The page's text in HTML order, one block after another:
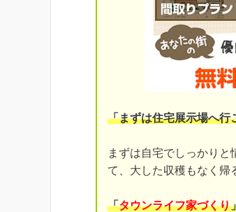
「まずは住宅展示場へ行
まずは自宅でしっかり
て、大した収穫もなく帰
「タウンライフ家づくり